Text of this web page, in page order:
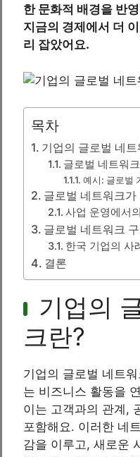
한 문화적 배경을 반
지금의 경제에서 더
리 잡았어요.
목차
기업의 글로벌 네
글로벌 네트워
예시: 글로벌
글로벌 네트워크
사업 운영에서
글로벌 네트워크
한국 기업의 사
결론
기업의
크란?
기업의 글로벌 네트
는 비즈니스 활동을
이는 고객과의 관계,
포함해요. 이러한 네
감을 이루고, 새로운